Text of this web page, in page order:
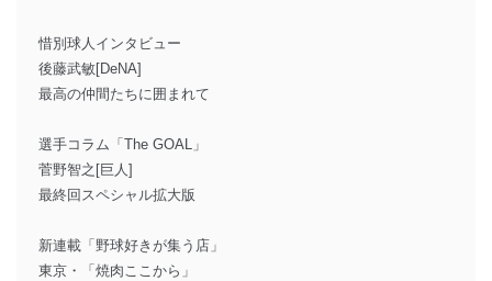
惜別球人インタビュー
後藤武敏[DeNA]
最高の仲間たちに囲まれて
選手コラム「The GOAL」
菅野智之[巨人]
最終回スペシャル拡大版
新連載「野球好きが集う店」
東京・「焼肉ここから」